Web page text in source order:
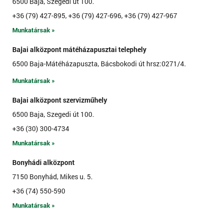
+36 (79) 427-895, +36 (79) 427-696, +36 (79) 427-967
Munkatársak »
Bajai alközpont mátéházapusztai telephely
6500 Baja-Mátéházapuszta, Bácsbokodi út hrsz:0271/4.
Munkatársak »
Bajai alközpont szervizműhely
6500 Baja, Szegedi út 100.
+36 (30) 300-4734
Munkatársak »
Bonyhádi alközpont
7150 Bonyhád, Mikes u. 5.
+36 (74) 550-590
Munkatársak »